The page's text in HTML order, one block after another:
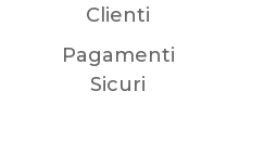
Clienti
Pagamenti
Sicuri